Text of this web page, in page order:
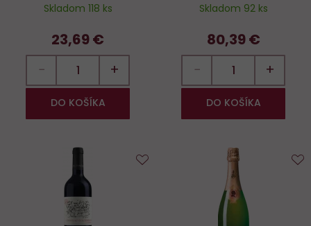
Skladom 118 ks
23,69 €
− +
DO KOŠÍKA
Skladom 92 ks
80,39 €
− +
DO KOŠÍKA